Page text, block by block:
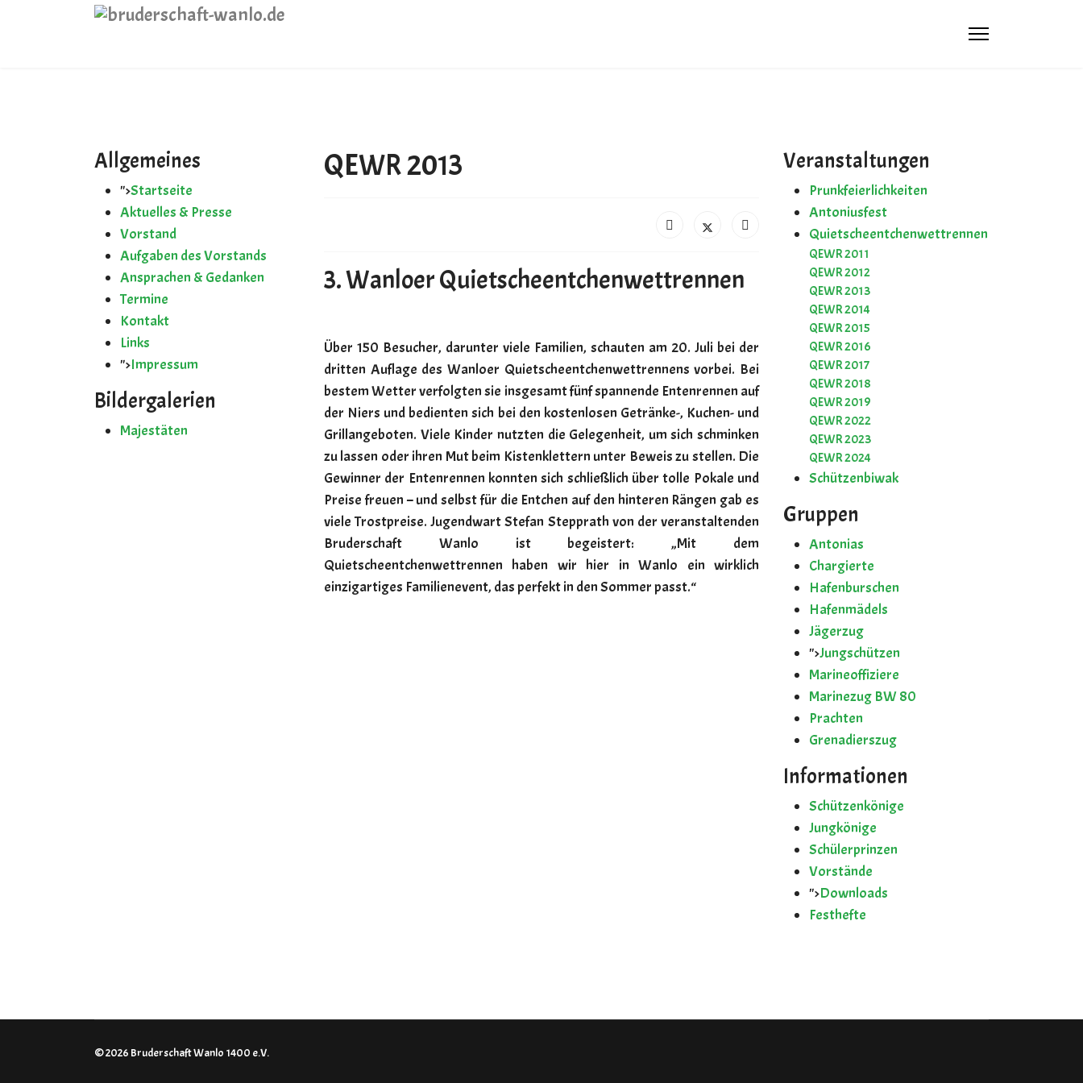
Vorstand
Termine
Kontakt
Links
Impressum
Allgemeines
">Startseite
Aktuelles & Presse
Vorstand
Aufgaben des Vorstands
Ansprachen & Gedanken
Termine
Kontakt
Links
">Impressum
Bildergalerien
Majestäten
QEWR 2013
3. Wanloer Quietscheentchenwettrennen
Über 150 Besucher, darunter viele Familien, schauten am 20. Juli bei der
dritten Auflage des Wanloer Quietscheentchenwettrennens vorbei. Bei
bestem Wetter verfolgten sie insgesamt fünf spannende Entenrennen auf
der Niers und bedienten sich bei den kostenlosen Getränke-, Kuchen- und
Grillangeboten. Viele Kinder nutzten die Gelegenheit, um sich schminken
zu lassen oder ihren Mut beim Kistenklettern unter Beweis zu stellen. Die
Gewinner der Entenrennen konnten sich schließlich über tolle Pokale und
Preise freuen – und selbst für die Entchen auf den hinteren Rängen gab es
viele Trostpreise. Jugendwart Stefan Stepprath von der veranstaltenden
Bruderschaft Wanlo ist begeistert: „Mit dem
Quietscheentchenwettrennen haben wir hier in Wanlo ein wirklich
einzigartiges Familienevent, das perfekt in den Sommer passt.“
Veranstaltungen
Prunkfeierlichkeiten
Antoniusfest
Quietscheentchenwettrennen
QEWR 2011
QEWR 2012
QEWR 2013
QEWR 2014
QEWR 2015
QEWR 2016
QEWR 2017
QEWR 2018
QEWR 2019
QEWR 2022
QEWR 2023
QEWR 2024
Schützenbiwak
Gruppen
Antonias
Chargierte
Hafenburschen
Hafenmädels
Jägerzug
">Jungschützen
Marineoffiziere
Marinezug BW 80
Prachten
Grenadierszug
Informationen
Schützenkönige
Jungkönige
Schülerprinzen
Vorstände
">Downloads
Festhefte
© 2026 Bruderschaft Wanlo 1400 e.V.